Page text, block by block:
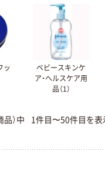
ッ
ベビースキンケ
ア・ヘルスケア用
品（1）
品）中 1件目〜50件目を表